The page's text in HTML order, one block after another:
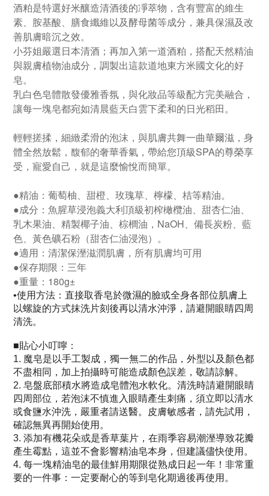
酒粕是特選好米釀造清酒後的凈萃物，含有豐富的維生
素、胺基酸、膳食纖維以及酵母菌等成分，兼具保濕及改
善肌膚暗沉之效。
小芬姐嚴選日本清酒；再加入第一道酒粕，搭配天然精油
與親膚植物油成分，調製出這款道地東方米國文化的好
皂。
乳白色皂體散發優雅香氛，與化妝品等級配方完美融合，
讓每一塊皂都宛如清晨藍天白雲下柔和的日光稻田。
輕輕搓揉，細緻柔滑的泡沫，與肌膚共舞一曲華爾滋，身
體全然放鬆，馥郁的奢華香氣，帶給您頂級SPA的尊榮享
受，寵愛自己，就是這麼愉悅而簡單。
●精油：葡萄柚、甜橙、玫瑰草、檸檬、桔等精油。
●成分：魚腥草浸泡義大利頂級初榨橄欖油、甜杏仁油、
乳木果油、精製椰子油、棕櫚油，NaOH、備長炭粉、藍
色、黃色礦石粉（甜杏仁油浸泡）。
●適用：清潔保溼滋潤肌膚，所有肌膚均可用
●保存期限：三年
●重量：180g±
•使用方法：直接取香皂於微濕的臉或全身各部位肌膚上
以螺旋的方式抹洗片刻後再以清水沖淨，請避開眼睛四周
清洗。
■貼心小叮嚀：
1. 魔皂是以手工製成，獨一無二的作品，外型以及顏色都
不盡相同，加上拍攝時可能造成顏色誤差，敬請諒解。
2. 皂盤底部積水將造成皂體泡水軟化。清洗時請避開眼睛
四周部位，若泡沫不慎進入眼睛產生刺痛，須立即以清水
或食鹽水沖洗，嚴重者請送醫。皮膚敏感者，請先試用，
確認無異再開始使用。
3. 添加有機花朵或是香草葉片，在雨季容易潮溼導致花瓣
產生霉點，這並不會影響精油皂本身，但建議儘快使用。
4. 每一塊精油皂的最佳鮮用期限從熟成日起一年！非常重
要的一件事：一定要耐心的等到皂化期過後再使用。